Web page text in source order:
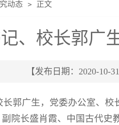
动态 > 正文
、校长郭广
【发布日期：2020-10-
郭广生，党委办公室、
院长盛肖霞、中国古代